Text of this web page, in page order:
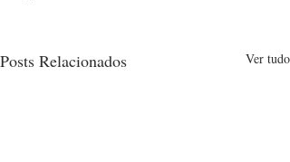
Posts Relacionados Ver tudo